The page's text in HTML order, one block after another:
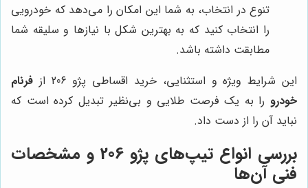
تنوع در انتخاب، به شما این امکان را می‌دهد که خودرویی
را انتخاب کنید که به بهترین شکل با نیازها و سلیقه شما
مطابقت داشته باشد.
این شرایط ویژه و استثنایی، خرید اقساطی پژو 206 از
فرنام
خودرو را به یک فرصت طلایی و بی‌نظیر تبدیل کرده است که
نباید آن را از دست داد.
بررسی انواع تیپ‌های پژو 206 و مشخصات
فنی آن‌ها